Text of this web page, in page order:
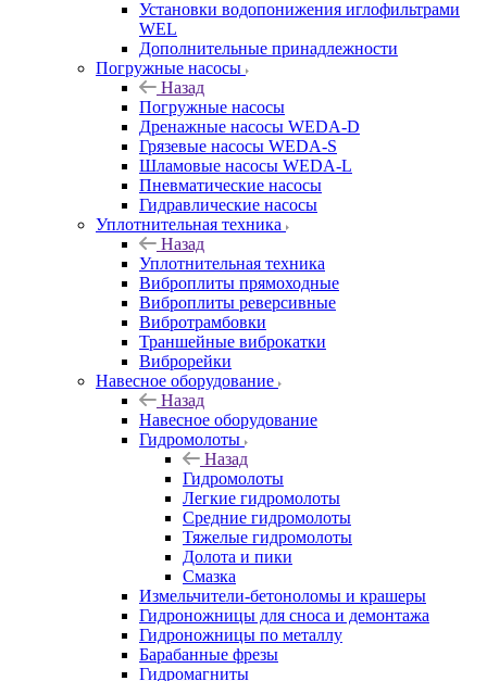
Установки водопонижения иглофильтрами
WEL
Дополнительные принадлежности
Погружные насосы
Назад
Погружные насосы
Дренажные насосы WEDA-D
Грязевые насосы WEDA-S
Шламовые насосы WEDA-L
Пневматические насосы
Гидравлические насосы
Уплотнительная техника
Назад
Уплотнительная техника
Виброплиты прямоходные
Виброплиты реверсивные
Вибротрамбовки
Траншейные виброкатки
Виброрейки
Навесное оборудование
Назад
Навесное оборудование
Гидромолоты
Назад
Гидромолоты
Легкие гидромолоты
Средние гидромолоты
Тяжелые гидромолоты
Долота и пики
Смазка
Измельчители-бетоноломы и крашеры
Гидроножницы для сноса и демонтажа
Гидроножницы по металлу
Барабанные фрезы
Гидромагниты